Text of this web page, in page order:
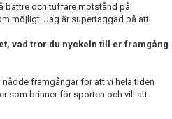
bättre och tuffare motstånd på
möjligt. Jag är supertaggad på att
vad tror du nyckeln till er framgång
framgångar för att vi hela tiden
som brinner för sporten och vill att